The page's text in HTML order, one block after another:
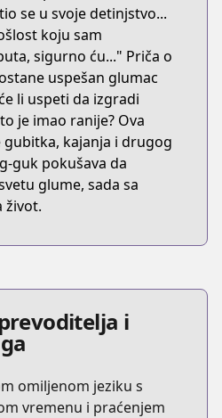
se u svoje detinjstvo...
koju sam
sigurno ću..." Priča o
uspešan glumac
li uspeti da izgradi
je imao ranije? Ova
kajanja i drugog
guk pokušava da
glume, sada sa
život.
i
omiljenom jeziku s
vremenu i praćenjem